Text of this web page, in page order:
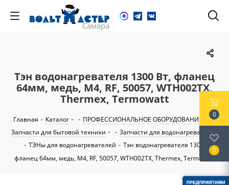
Тэн водонагревателя 1300 Вт, фланец
64мм, медь, М4, RF, 50057, WTH002TX,
Thermex, Тermowatt
Главная - Каталог - ПРОФЕССИОНАЛЬНОЕ ОБОРУДОВАНИЕ
-
Запчасти для бытовой техники
- Запчасти для водонагревателей
- ТЭНы для водонагревателей - Тэн водонагревателя 1300 Вт,
фланец 64мм, медь, М4, RF, 50057, WTH002TX, Thermex, Тermowatt
0
0